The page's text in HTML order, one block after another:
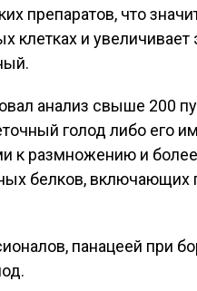
препаратов, что
клетках и
анализ свыше 200
голод либо его
к размножению и
белков, включающих
панацеей при